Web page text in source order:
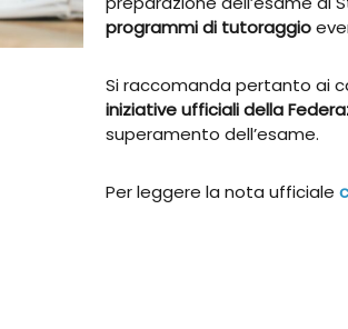
programmi di tutoraggio
Si raccomanda pertanto ai
iniziative ufficiali della
superamento dell’esame.
Per leggere la nota ufficiale